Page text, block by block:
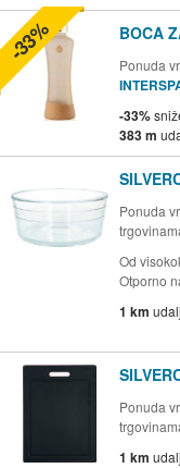
BOCA
Ponuda
-33%
383 m
-33%
Ponuda
Od
Otporno
1 km
Ponuda
1 km